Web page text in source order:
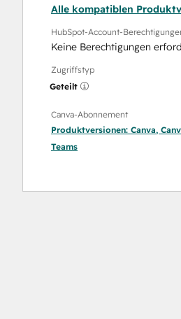
Alle kompatiblen
HubSpot-Account-
Keine Berechtigungen
Zugriffstyp
Geteilt
Canva-Abonnement
Produktversionen: Canva,
Teams